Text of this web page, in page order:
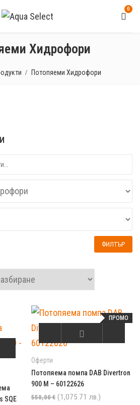
0
Хидрофори
Потопяеми Хидрофори
ФИЛТЪР
SQE
ПРОМО
Оферти
Потопяема помпа DAB Divertron
900 M – 60122626
550,00€ (1,075.71 лв.)